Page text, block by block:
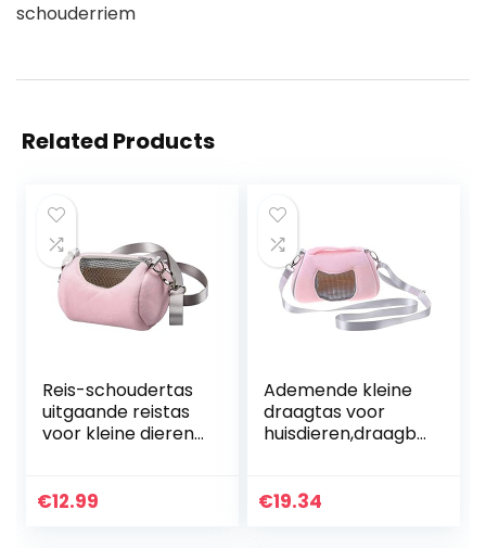
schouderriem
Related Products
Reis-schoudertas
uitgaande reistas
voor kleine dieren
€12.99
Ademende kleine
draagtas voor
huisdieren,draagb
enkele
€19.34